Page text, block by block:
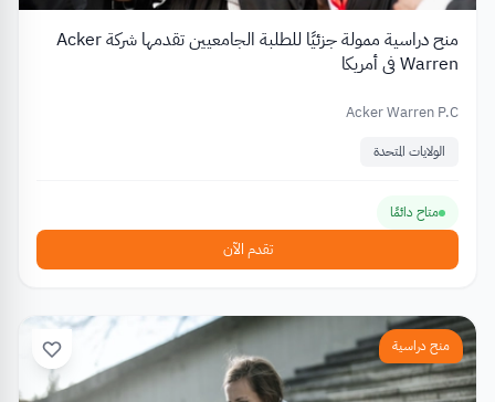
منح دراسية ممولة جزئيًا للطلبة الجامعيين تقدمها شركة Acker
Warren في أمريكا
Acker Warren P.C
الولايات المتحدة
متاح دائمًا
تقدم الآن
منح دراسية